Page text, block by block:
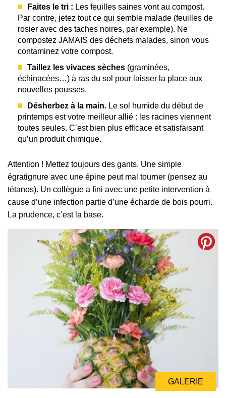
Faites le tri : Les feuilles saines vont au compost.
Par contre, jetez tout ce qui semble malade (feuilles de
rosier avec des taches noires, par exemple). Ne
compostez JAMAIS des déchets malades, sinon vous
contaminez votre compost.
Taillez les vivaces sèches (graminées,
échinacées…) à ras du sol pour laisser la place aux
nouvelles pousses.
Désherbez à la main. Le sol humide du début de
printemps est votre meilleur allié : les racines viennent
toutes seules. C’est bien plus efficace et satisfaisant
qu’un produit chimique.
Attention ! Mettez toujours des gants. Une simple
égratignure avec une épine peut mal tourner (pensez au
tétanos). Un collègue a fini avec une petite intervention à
cause d’une infection partie d’une écharde de bois pourri.
La prudence, c’est la base.
GALERIE